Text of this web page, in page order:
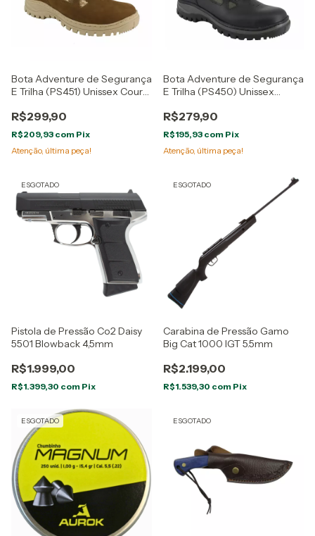
Bota Adventure de Segurança
E Trilha (PS451) Unissex Couro
R$299,90
R$209,93 com Pix
Atenção, última peça!
Bota Adventure de Segurança
E Trilha (PS450) Unissex
R$279,90
R$195,93 com Pix
Atenção, última peça!
ESGOTADO
Pistola de Pressão Co2 Daisy
5501 Blowback 4,5mm
R$1.999,00
R$1.399,30 com Pix
ESGOTADO
Carabina de Pressão Gamo
Big Cat 1000 IGT 5.5mm
R$2.199,00
R$1.539,30 com Pix
ESGOTADO ESGOTADO